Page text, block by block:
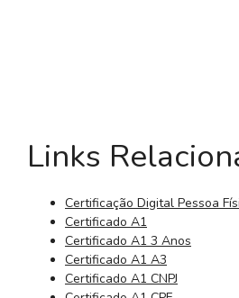
Links
Certificação Digital Pessoa
Certificado A1
Certificado A1 3 Anos
Certificado A1 A3
Certificado A1 CNPJ